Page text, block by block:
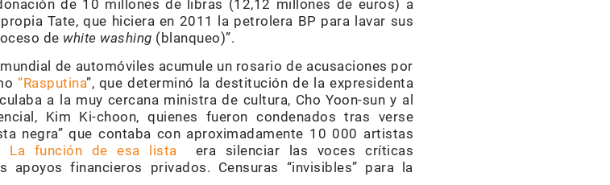
de 10 millones de libras (12,12 millones de euros) a
Tate, que hiciera en 2011 la petrolera BP para lavar sus
de white washing (blanqueo)”.
de automóviles acumule un rosario de acusaciones por
“Rasputina”, que determinó la destitución de la expresidenta
a la muy cercana ministra de cultura, Cho Yoon-sun y al
Kim Ki-choon, quienes fueron condenados tras verse
negra” que contaba con aproximadamente 10 000 artistas
La función de esa lista
era silenciar las voces críticas
financieros privados. Censuras “invisibles” para la